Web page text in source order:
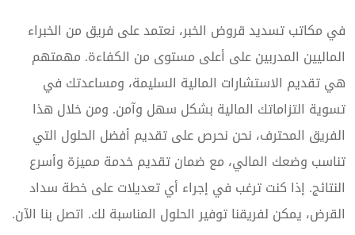
في مكاتب تسديد قروض الخبر، نعتمد على فريق من الخبراء
الماليين المدربين على أعلى مستوى من الكفاءة. مهمتهم
هي تقديم الاستشارات المالية السليمة، ومساعدتك في
تسوية التزاماتك المالية بشكل سهل وآمن. ومن خلال هذا
الفريق المحترف، نحن نحرص على تقديم أفضل الحلول التي
تناسب وضعك المالي، مع ضمان تقديم خدمة مميزة وأسرع
النتائج. إذا كنت ترغب في إجراء أي تعديلات على خطة سداد
القرض، يمكن لفريقنا توفير الحلول المناسبة لك. اتصل بنا الآن.